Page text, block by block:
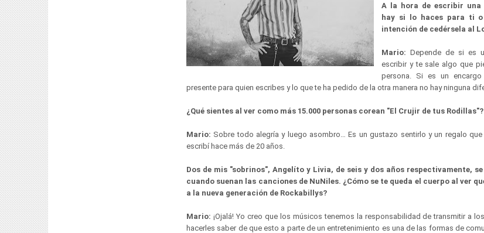
A la hora de escribir una
hay si lo haces para ti
intención de cedérsela al
Mario:Depende de si es
escribir y te sale algo que
persona. Si es un
presente para quien escribes y lo que te ha pedido de la otra manera no hay ninguna
¿Qué sientes al ver como más 15.000 personas corean "El Crujir de tus Rodillas"?
Mario: Sobre todo alegría y luego asombro… Es un gustazo sentirlo y un regalo
escribí hace más de 20 años.
Dos de mis "sobrinos", Angelíto y Livia, de seis y dos años respectivamente,
cuando suenan las canciones de NuNiles. ¿Cómo se te queda el cuerpo al ver
a la nueva generación de Rockabillys?
Mario: ¡Ojalá! Yo creo que los músicos tenemos la responsabilidad de transmitir a
hacerles saber de que esto a parte de un entretenimiento es una de las formas de